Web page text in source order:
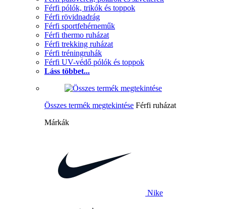
Férfi pólók, trikók és toppok
Férfi rövidnadrág
Férfi sportfehérneműk
Férfi thermo ruházat
Férfi trekking ruházat
Férfi tréningruhák
Férfi UV-védő pólók és toppok
Láss többet...
Összes termék megtekintése Férfi ruházat
Márkák
Nike